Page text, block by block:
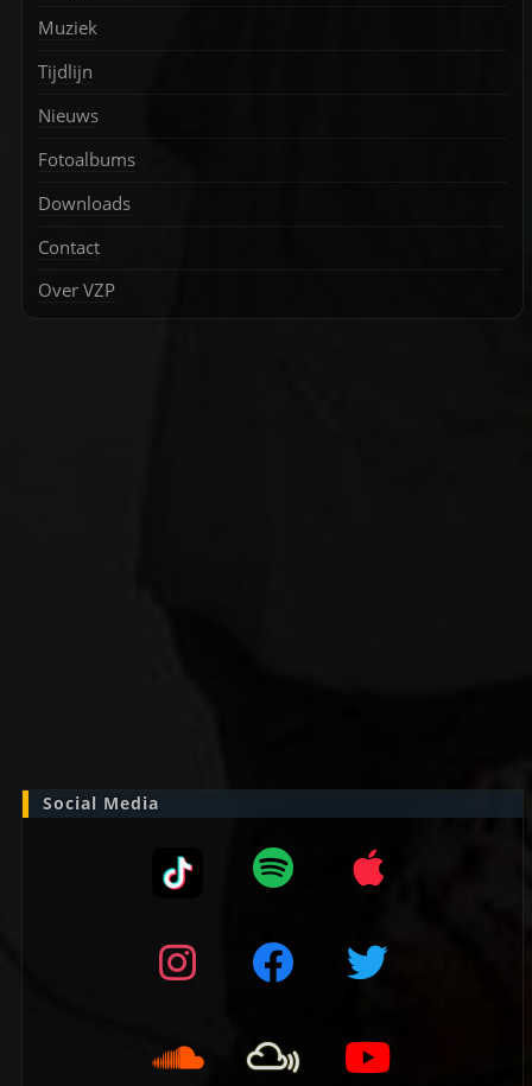
Muziek
Tijdlijn
Nieuws
Fotoalbums
Downloads
Contact
Over VZP
Social Media